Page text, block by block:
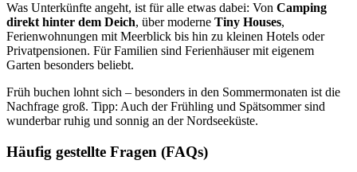
Was Unterkünfte angeht, ist für alle etwas dabei: Von Camping
direkt hinter dem Deich, über moderne Tiny Houses,
Ferienwohnungen mit Meerblick bis hin zu kleinen Hotels oder
Privatpensionen. Für Familien sind Ferienhäuser mit eigenem
Garten besonders beliebt.
Früh buchen lohnt sich – besonders in den Sommermonaten ist die
Nachfrage groß. Tipp: Auch der Frühling und Spätsommer sind
wunderbar ruhig und sonnig an der Nordseeküste.
Häufig gestellte Fragen (FAQs)